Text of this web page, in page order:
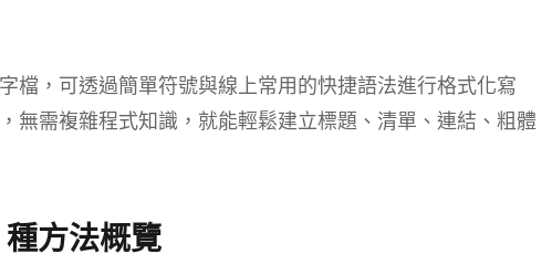
檔，可透過簡單符號與線上常用的快捷語法進行格式化寫
無需複雜程式知識，就能輕鬆建立標題、清單、連結、粗體
方法概覽